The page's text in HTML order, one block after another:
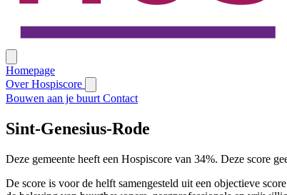
Homepage
Over Hospiscore
Bouwen aan je buurt Contact
Sint-Genesius-Rode
Deze gemeente heeft een Hospiscore van 34%. Deze score
De score is voor de helft samengesteld uit een objectieve